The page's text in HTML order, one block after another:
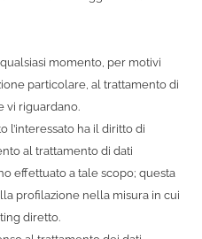
momento, per motivi
particolare, al trattamento di
vi riguardano.
l’interessato ha il diritto di
al trattamento di dati
effettuato a tale scopo; questa
profilazione nella misura in cui
diretto.